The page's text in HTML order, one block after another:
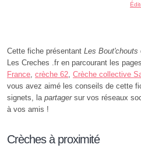
Cette fiche présentant Les Bout'chouts
Les Creches .fr en parcourant les
France crèche 62 Crèche collective
vous avez aimé les conseils de cette
signets, la partagersur vos réseaux
à vos amis !
Crèches à proximité